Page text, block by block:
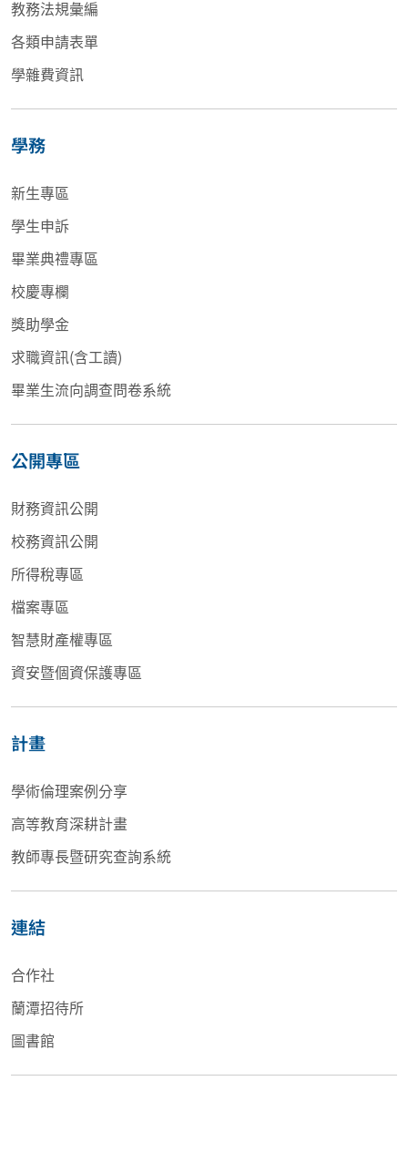
教務法規彙編
各類申請表單
學雜費資訊
學務
新生專區
學生申訴
畢業典禮專區
校慶專欄
獎助學金
求職資訊(含工讀)
畢業生流向調查問卷系統
公開專區
財務資訊公開
校務資訊公開
所得稅專區
檔案專區
智慧財產權專區
資安暨個資保護專區
計畫
學術倫理案例分享
高等教育深耕計畫
教師專長暨研究查詢系統
連結
合作社
蘭潭招待所
圖書館